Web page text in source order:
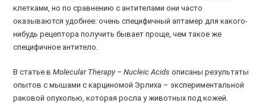
клетками, но по сравнению с антителами они часто
оказываются удобнее: очень специфичный аптамер для какого-
нибудь рецептора получить бывает проще, чем такое же
специфичное антитело.
В статье вMolecular Therapy – Nucleic Acids описаны результаты
опытов с мышами с карциномой Эрлиха – экспериментальной
раковой опухолью, которая росла у животных под кожей.